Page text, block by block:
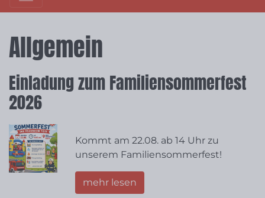
Allgemein
Einladung zum Familiensommerfest
2026
Kommt am 22.08. ab 14 Uhr zu
unserem Familiensommerfest!
mehr lesen